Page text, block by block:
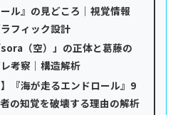
ル』の見どころ｜視覚情報
フィック設計
（空）」の正体と葛藤の
考察｜構造解析
】『海が走るエンドロール』9
の知覚を破壊する理由の解析